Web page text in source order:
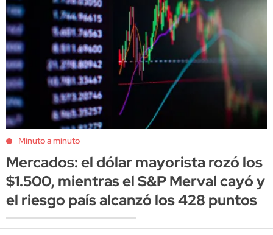
Minuto a minuto
Mercados: el dólar mayorista rozó los
$1.500, mientras el S&P Merval cayó y
el riesgo país alcanzó los 428 puntos